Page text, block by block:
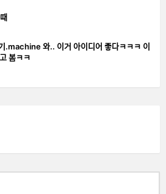
와.. 이거 아이디어 좋다ㅋㅋㅋ 이
봄ㅋㅋ